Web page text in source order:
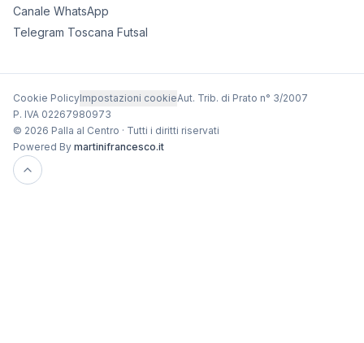
Canale WhatsApp
Telegram Toscana Futsal
Cookie PolicyImpostazioni cookieAut. Trib. di Prato n° 3/2007
P. IVA 02267980973
© 2026 Palla al Centro · Tutti i diritti riservati
Powered By martinifrancesco.it